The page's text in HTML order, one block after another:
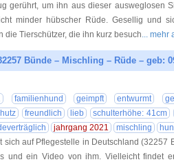
gerührt, um ihn aus dieser ausweglosen
minder hübscher Rüde. Gesellig und
die Tierschützer, die ihn kurz besuch... mehr
Bünde – Mischling – Rüde – geb:
familienhund geimpft entwurmt
freundlich lieb
schulterhöhe: 41cm
jahrgang 2021 mischling
sich auf Pflegestelle in Deutschland
und ein Video von ihm. Vielleicht findet